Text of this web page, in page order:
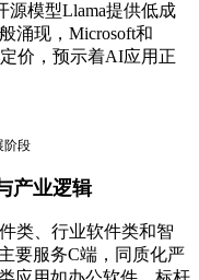
源模型Llama提供低成
涌现，Microsoft和
价，预示着AI应用正
阶段
产业逻辑
类、行业软件类和智
要服务C端，同质化严